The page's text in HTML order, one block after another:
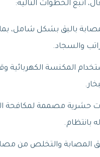
اتبع الخطوات التالية:
بالبق بشكل شامل،
والسجاد.
المكنسة الكهربائية
حشرية مصممة لمكافحة
بانتظام.
المصابة والتخلص من